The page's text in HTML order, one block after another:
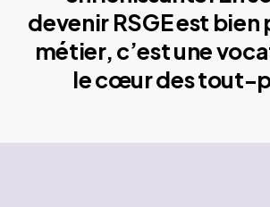
devenir RSGE est bien
métier, c’est une
le cœur des tout-